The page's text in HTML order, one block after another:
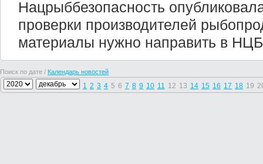
Нацрыббезопасность
проверки производителей
материалы нужно направить в
Поиск по дате / Календарь новостей
1 2 3 4 5 6 7 8 9 10 11 12 13 14 15 16 17 18 19